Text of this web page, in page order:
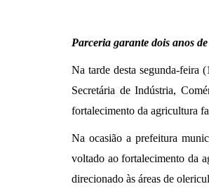
Parceria garante dois anos
Na tarde desta segunda-feira
Secretária de Indústria,
fortalecimento da agricultura
Na ocasião a prefeitura
voltado ao fortalecimento da
direcionado às áreas de